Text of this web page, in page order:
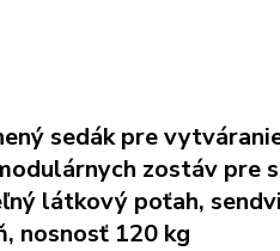
sedák pre
zostáv pre
látkový poťah,
nosnosť 120 kg